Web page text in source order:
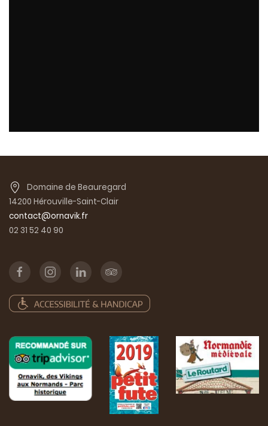
Domaine de Beauregard
14200 Hérouville-Saint-Clair
contact@ornavik.fr
02 31 52 40 90